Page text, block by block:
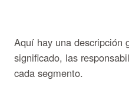
Aquí hay una descripción
significado, las
cada segmento.